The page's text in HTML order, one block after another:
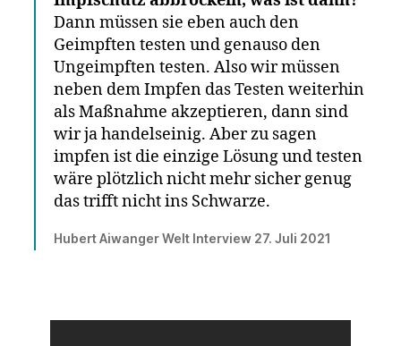
Dann müssen sie eben auch den
Geimpften testen und genauso den
Ungeimpften testen. Also wir müssen
neben dem Impfen das Testen weiterhin
als Maßnahme akzeptieren, dann sind
wir ja handelseinig. Aber zu sagen
impfen ist die einzige Lösung und testen
wäre plötzlich nicht mehr sicher genug
das trifft nicht ins Schwarze.
Hubert Aiwanger Welt Interview 27. Juli 2021